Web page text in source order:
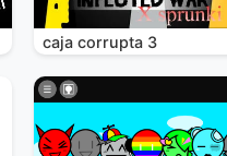
caja corrupta 3